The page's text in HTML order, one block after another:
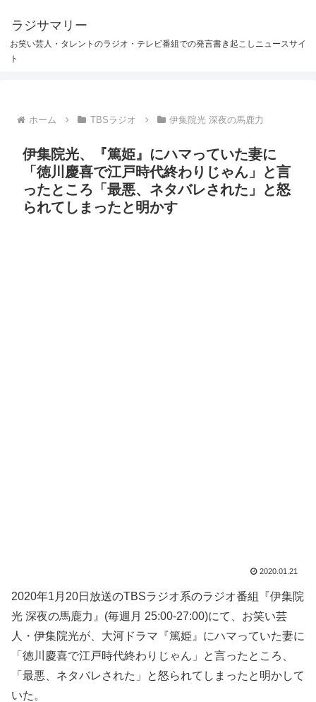
ラジサマリー
お笑い芸人・タレントのラジオ・テレビ番組での発言書き起こしニュースサイ
ト
ホーム TBSラジオ 伊集院光 深夜の馬鹿力
伊集院光、『篤姫』にハマっていた妻に
「徳川慶喜で江戸時代終わりじゃん」と言
ったところ「最悪、ネタバレされた」と怒
られてしまったと明かす
2020.01.21
2020年1月20日放送のTBSラジオ系のラジオ番組『伊集院
光 深夜の馬鹿力』(毎週月 25:00-27:00)にて、お笑い芸
人・伊集院光が、大河ドラマ『篤姫』にハマっていた妻に
「徳川慶喜で江戸時代終わりじゃん」と言ったところ、
「最悪、ネタバレされた」と怒られてしまったと明かして
いた。